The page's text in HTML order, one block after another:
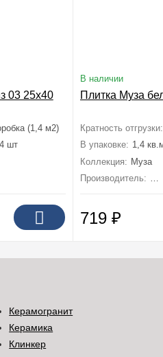
03 25x40
(1,4 м2)
шт
плитка)
В наличии
Плитка Муза
Кратность отгрузки:
В упаковке: 1,4
Коллекция: Муза
Производитель:
719 ₽
Керамогранит
Керамика
Клинкер